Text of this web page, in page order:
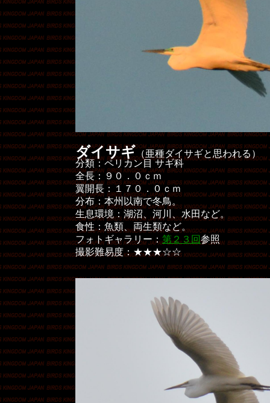
分類：ペリカン目 サギ科
全長：９０．０ｃｍ
翼開長：１７０．０ｃｍ
分布：本州以南で冬鳥。
生息環境：湖沼、河川、水田など。
食性：魚類、両生類など。
フォトギャラリー：第２３回参照
撮影難易度：★★★☆☆
ダイサギ （亜種ダイサギと思われる）